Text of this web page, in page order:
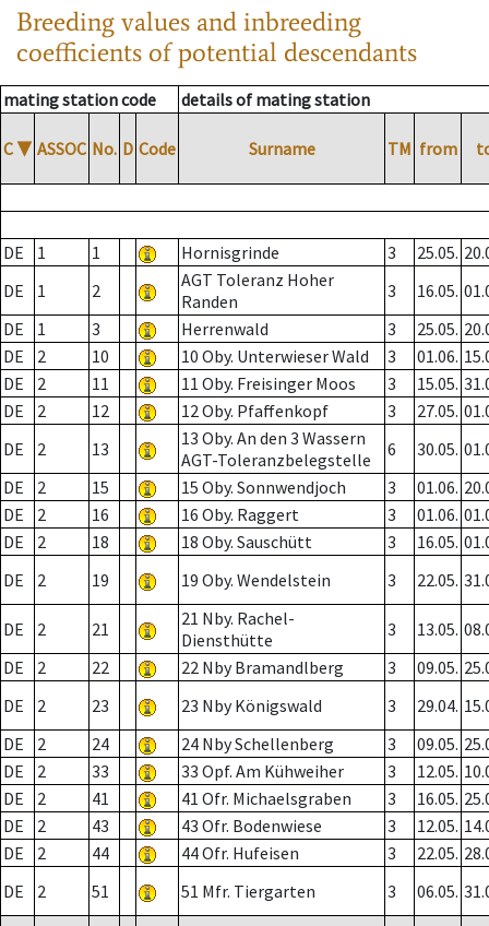
Breeding values and inbreeding
coefficients of potential descendants
mating station code details of mating station
C ▼ ASSOC No. D Code Surname TM from
DE 1 1 Hornisgrinde 3 25.05.
DE
1 2
AGT Toleranz Hoher
Randen
3 16.05.
DE
1 3 Herrenwald 3 25.05.
DE
2 10 10 Oby. Unterwieser Wald 3 01.06.
DE
2 11 11 Oby. Freisinger Moos 3 15.05.
DE
2 12 12 Oby. Pfaffenkopf 3 27.05.
DE
2 13
13 Oby. An den 3 Wassern
AGT-Toleranzbelegstelle
6 30.05.
DE
2 15 15 Oby. Sonnwendjoch 3 01.06.
DE
2 16 16 Oby. Raggert 3 01.06.
DE
2 18 18 Oby. Sauschütt 3 16.05.
DE
2 19 19 Oby. Wendelstein 3 22.05.
DE 2 21
21 Nby. Rachel-
Diensthütte
3 13.05.
DE
2 22 22 Nby Bramandlberg 3 09.05.
DE
2 23 23 Nby Königswald 3 29.04.
DE
2 24 24 Nby Schellenberg 3 09.05.
DE
2 33 33 Opf. Am Kühweiher 3 12.05.
DE
2 41 41 Ofr. Michaelsgraben 3 16.05.
DE
2 43 43 Ofr. Bodenwiese 3 12.05.
DE
2 44 44 Ofr. Hufeisen 3 22.05.
DE
2 51 51 Mfr. Tiergarten 3 06.05.